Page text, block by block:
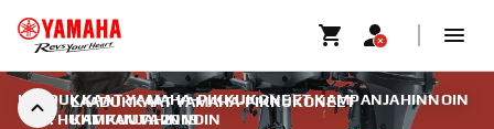
LAADUKKAAT YAMAHA-PIKKUKONEET
KAMPANJAHINNOIN
LAADUKKAAT YAMAHA-PIKKUKONEET KAMPANJAHINNOIN
3. HUHTIKUUTA 2019